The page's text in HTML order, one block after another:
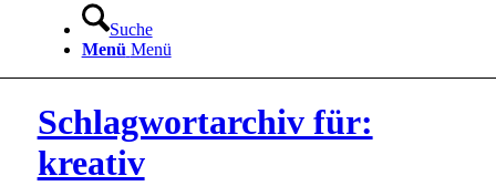
Suche
Menü Menü
Schlagwortarchiv für:
kreativ